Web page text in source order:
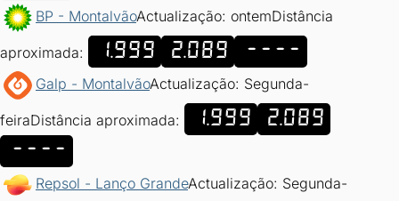
BP - MontalvãoActualização: ontemDistância
aproximada: 1.999 2.089 ----
Galp - MontalvãoActualização: Segunda-
feiraDistância aproximada: 1.999
2.089
----
Repsol - Lanço GrandeActualização: Segunda-